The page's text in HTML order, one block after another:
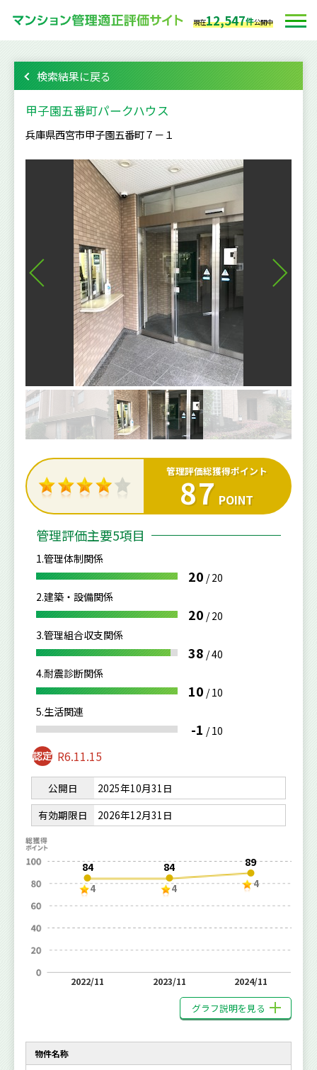
現在12,547件公開中
検索結果に戻る
甲子園五番町パークハウス
兵庫県西宮市甲子園五番町７－１
管理評価総獲得ポイント
87 POINT
管理評価主要5項目
1.管理体制関係
20 /20
2.建築・設備関係
20 /20
3.管理組合収支関係
38 /40
4.耐震診断関係
10 /10
5.生活関連
-1 /10
R6.11.15
公開日
2025年10月31日
有効期限日
2026年12月31日
84
4
2022/11
84
4
2023/11
89
4
2024/11
グラフ説明を見る
物件名称